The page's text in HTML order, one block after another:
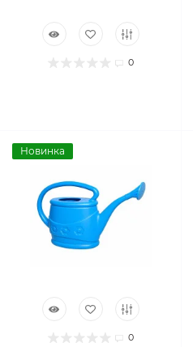
0
Новинка
0